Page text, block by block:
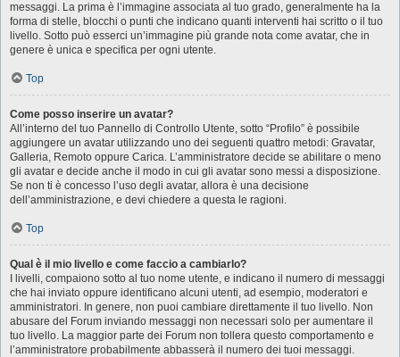
messaggi. La prima è l’immagine associata al tuo grado, generalmente ha la
forma di stelle, blocchi o punti che indicano quanti interventi hai scritto o il tuo
livello. Sotto può esserci un’immagine più grande nota come avatar, che in
genere è unica e specifica per ogni utente.
Top
Come posso inserire un avatar?
All’interno del tuo Pannello di Controllo Utente, sotto “Profilo” è possibile
aggiungere un avatar utilizzando uno dei seguenti quattro metodi: Gravatar,
Galleria, Remoto oppure Carica. L’amministratore decide se abilitare o meno
gli avatar e decide anche il modo in cui gli avatar sono messi a disposizione.
Se non ti è concesso l’uso degli avatar, allora è una decisione
dell’amministrazione, e devi chiedere a questa le ragioni.
Top
Qual è il mio livello e come faccio a cambiarlo?
I livelli, compaiono sotto al tuo nome utente, e indicano il numero di messaggi
che hai inviato oppure identificano alcuni utenti, ad esempio, moderatori e
amministratori. In genere, non puoi cambiare direttamente il tuo livello. Non
abusare del Forum inviando messaggi non necessari solo per aumentare il
tuo livello. La maggior parte dei Forum non tollera questo comportamento e
l’amministratore probabilmente abbasserà il numero dei tuoi messaggi.